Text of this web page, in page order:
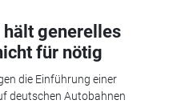
generelles
für nötig
die Einführung einer
deutschen Autobahnen